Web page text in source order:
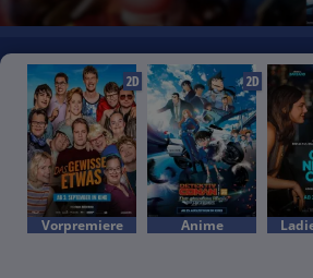
2D
Vorpremiere
2D
Anime